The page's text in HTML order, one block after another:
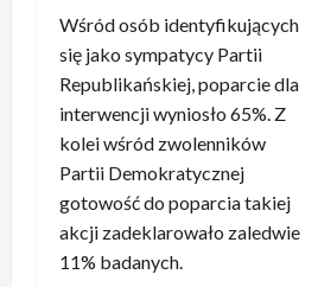
Wśród osób identyfikujących
się jako sympatycy Partii
Republikańskiej, poparcie dla
interwencji wyniosło 65%. Z
kolei wśród zwolenników
Partii Demokratycznej
gotowość do poparcia takiej
akcji zadeklarowało zaledwie
11% badanych.